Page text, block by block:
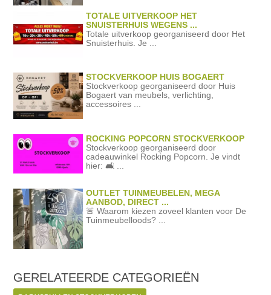
TOTALE UITVERKOOP HET
SNUISTERHUIS WEGENS ...
Totale uitverkoop georganiseerd door Het
Snuisterhuis. Je ...
STOCKVERKOOP HUIS BOGAERT
Stockverkoop georganiseerd door Huis
Bogaert van meubels, verlichting,
accessoires ...
ROCKING POPCORN STOCKVERKOOP
Stockverkoop georganiseerd door
cadeauwinkel Rocking Popcorn. Je vindt
hier: 🛋️ ...
OUTLET TUINMEUBELEN, MEGA
AANBOD, DIRECT ...
🚨 Waarom kiezen zoveel klanten voor De
Tuinmeubelloods? ...
GERELATEERDE CATEGORIEËN